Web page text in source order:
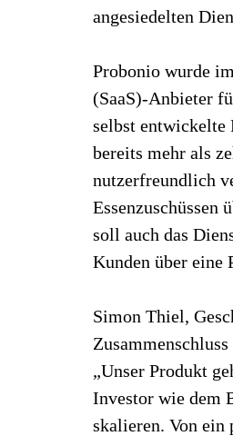
angesiedelten
Probonio wurde
(SaaS)-Anbieter
selbst entwickelte
bereits mehr als
nutzerfreundlich
soll auch das
Kunden über eine
Simon Thiel,
„Unser Produkt
Investor wie dem
skalieren. Von ein